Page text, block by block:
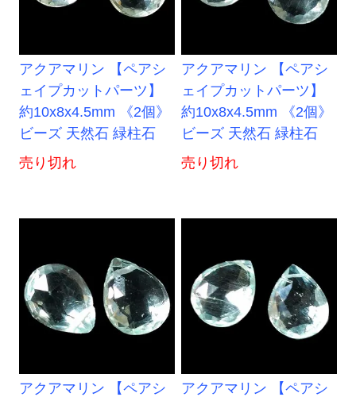
アクアマリン 【ペアシ
ェイプカットパーツ】
約10x8x4.5mm 《2個》
ビーズ 天然石 緑柱石
売り切れ
アクアマリン 【ペアシ
ェイプカットパーツ】
約10x8x4.5mm 《2個》
ビーズ 天然石 緑柱石
売り切れ
アクアマリン 【ペアシ
アクアマリン 【ペアシ